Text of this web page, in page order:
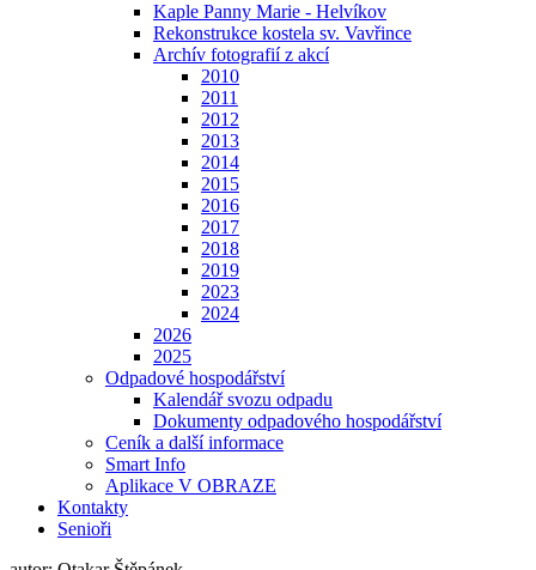
Kaple Panny Marie - Helvíkov
Rekonstrukce kostela sv. Vavřince
Archív fotografií z akcí
2010
2011
2012
2013
2014
2015
2016
2017
2018
2019
2023
2024
2026
2025
Odpadové hospodářství
Kalendář svozu odpadu
Dokumenty odpadového hospodářství
Ceník a další informace
Smart Info
Aplikace V OBRAZE
Kontakty
Senioři